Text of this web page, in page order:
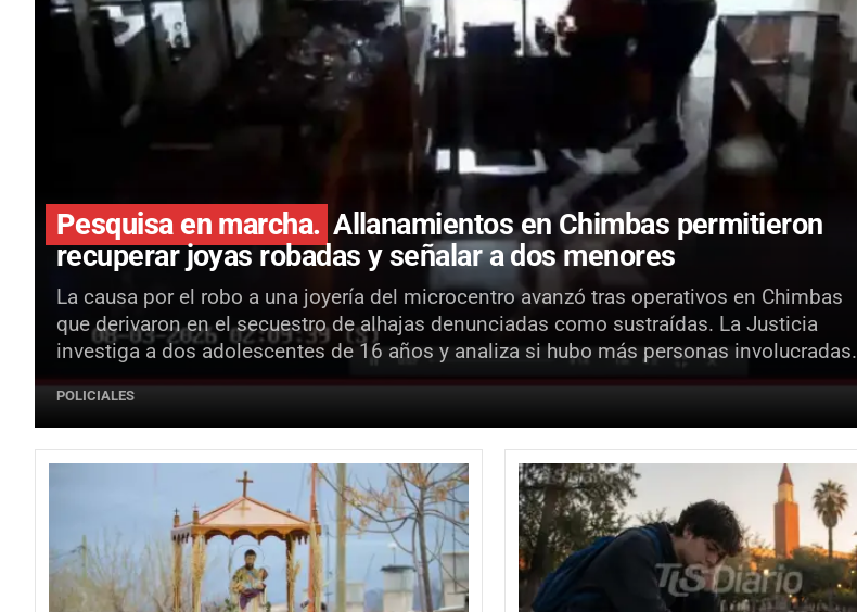
Pesquisa en marcha. Allanamientos en Chimbas permitieron
recuperar joyas robadas y señalar a dos menores
La causa por el robo a una joyería del microcentro avanzó tras operativos en Chimbas
que derivaron en el secuestro de alhajas denunciadas como sustraídas. La Justicia
investiga a dos adolescentes de 16 años y analiza si hubo más personas involucradas.
POLICIALES